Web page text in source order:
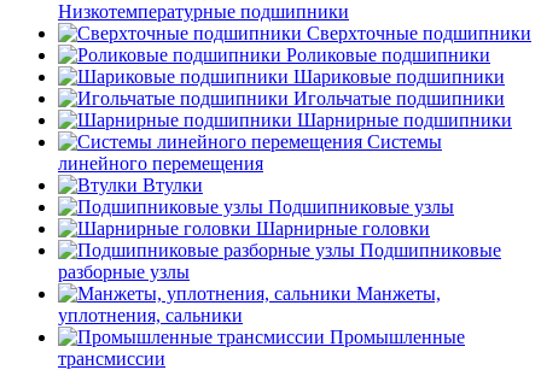
Низкотемпературные подшипники
Сверхточные подшипники
Роликовые подшипники
Шариковые подшипники
Игольчатые подшипники
Шарнирные подшипники
Системы
линейного перемещения
Втулки
Подшипниковые узлы
Шарнирные головки
Подшипниковые
разборные узлы
Манжеты,
уплотнения, сальники
Промышленные
трансмиссии